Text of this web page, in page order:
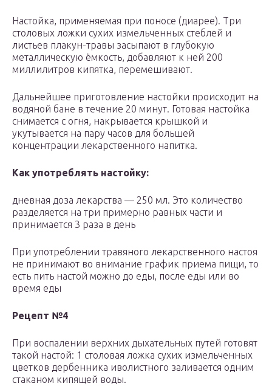
Настойка, применяемая при поносе (диарее). Три
столовых ложки сухих измельченных стеблей и
листьев плакун-травы засыпают в глубокую
металлическую ёмкость, добавляют к ней 200
миллилитров кипятка, перемешивают.
Дальнейшее приготовление настойки происходит на
водяной бане в течение 20 минут. Готовая настойка
снимается с огня, накрывается крышкой и
укутывается на пару часов для большей
концентрации лекарственного напитка.
Как употреблять настойку:
дневная доза лекарства — 250 мл. Это количество
разделяется на три примерно равных части и
принимается 3 раза в день
При употреблении травяного лекарственного настоя
не принимают во внимание график приема пищи, то
есть пить настой можно до еды, после еды или во
время еды
Рецепт №4
При воспалении верхних дыхательных путей готовят
такой настой: 1 столовая ложка сухих измельченных
цветков дербенника иволистного заливается одним
стаканом кипящей воды.